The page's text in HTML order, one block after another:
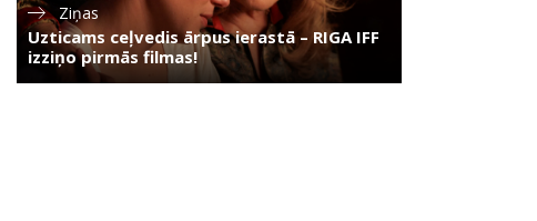
Ziņas
Uzticams ceļvedis ārpus ierastā – RIGA IFF
izziņo pirmās filmas!